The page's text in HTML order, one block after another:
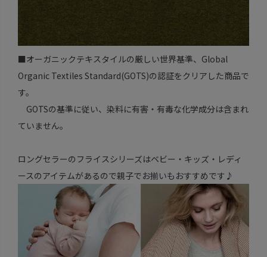
■オーガニックテキスタイルの厳しい世界基準、Global
Organic Textiles Standard(GOTS)の認証をクリアした商品で
す。
GOTSの基準に従い、染料に有害・有毒な化学成分は含まれ
ていません。
ロングセラーのフライスシリーズはベビー・キッズ・レディ
ースのアイテムがあるので親子でお揃いもおすすめです♪